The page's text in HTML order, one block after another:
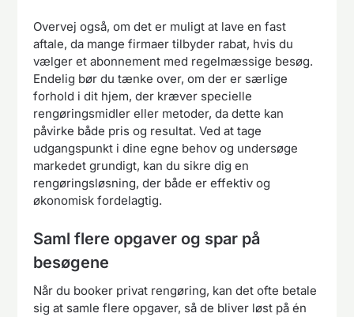
Overvej også, om det er muligt at lave en fast
aftale, da mange firmaer tilbyder rabat, hvis du
vælger et abonnement med regelmæssige besøg.
Endelig bør du tænke over, om der er særlige
forhold i dit hjem, der kræver specielle
rengøringsmidler eller metoder, da dette kan
påvirke både pris og resultat. Ved at tage
udgangspunkt i dine egne behov og undersøge
markedet grundigt, kan du sikre dig en
rengøringsløsning, der både er effektiv og
økonomisk fordelagtig.
Saml flere opgaver og spar på
besøgene
Når du booker privat rengøring, kan det ofte betale
sig at samle flere opgaver, så de bliver løst på én